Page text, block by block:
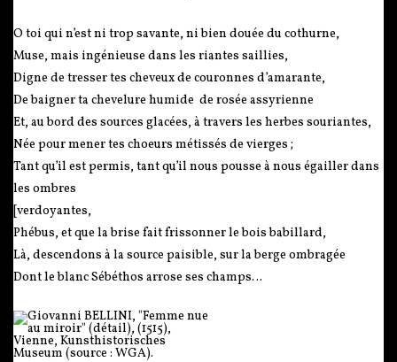
O toi qui n’est ni trop savante, ni bien douée du cothurne,
Muse, mais ingénieuse dans les riantes saillies,
Digne de tresser tes cheveux de couronnes d’amarante,
De baigner ta chevelure humide de rosée assyrienne
Et, au bord des sources glacées, à travers les herbes souriantes,
Née pour mener tes choeurs métissés de vierges ;
Tant qu’il est permis, tant qu’il nous pousse à nous égailler dans
les ombres
[verdoyantes,
Phébus, et que la brise fait frissonner le bois babillard,
Là, descendons à la source paisible, sur la berge ombragée
Dont le blanc Sébéthos arrose ses champs…